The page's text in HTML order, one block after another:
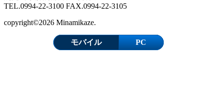
TEL.0994-22-3100 FAX.0994-22-3105
copyright©2026 Minamikaze.
モバイル PC